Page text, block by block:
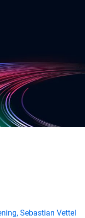
Sebastian Vettel